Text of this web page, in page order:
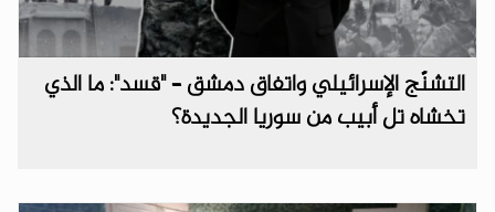
التشنّج الإسرائيلي واتفاق دمشق – "قسد": ما الذي
تخشاه تل أبيب من سوريا الجديدة؟